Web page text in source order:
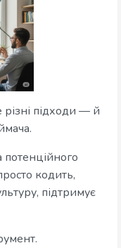
різні підходи — й
кодить,
підтримує